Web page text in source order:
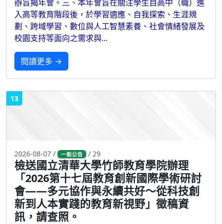
辦旨揭年會。三、本年會旨在關注學生自高中（職）進
入高等教育階段後，於學習適應、自我探索、生涯規
劃、跨域學習、數位與人工智慧素養、社會情緒發展及
校園支持等面向之需求與...
閱讀更多 →
13
2026-08-07 / 一般公告 / 29
檢送國立清華大學竹師教育學院辦理
「2026第十七屆教育創新國際學術研討
會——多元協作與永續共好～從科技創
新到人本實踐的教育新視野」徵稿資
訊，請查照。